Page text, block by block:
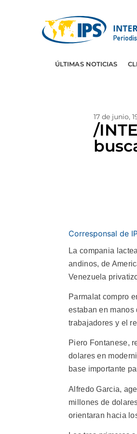
ÚLTIMAS NOTICIAS
17 de junio,
/
Corresponsal de
La compania
andinos, de
Venezuela
Parmalat compro
estaban en
trabajadores y el
Piero Fontanese,
dolares en
base importante
Alfredo Garcia,
millones de
orientaran hacia